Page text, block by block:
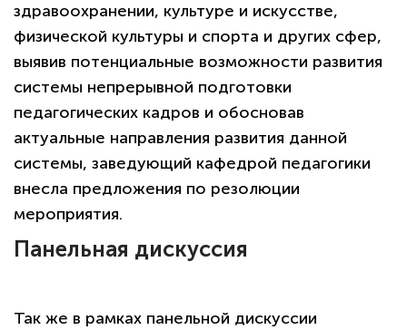
здравоохранении, культуре и искусстве,
физической культуры и спорта и других сфер,
выявив потенциальные возможности развития
системы непрерывной подготовки
педагогических кадров и обосновав
актуальные направления развития данной
системы, заведующий кафедрой педагогики
внесла предложения по резолюции
мероприятия.
Панельная дискуссия
Так же в рамках панельной дискуссии